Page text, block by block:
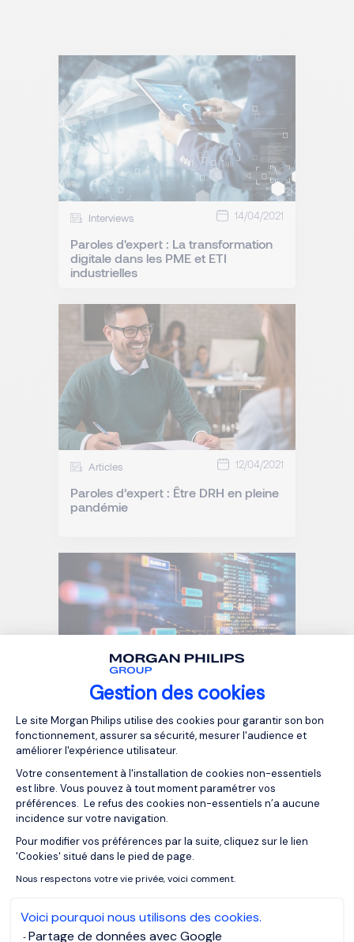
Gestion des cookies
Plateforme de Gestion du
Le site Morgan Philips utilise des cookies pour garantir son bon
fonctionnement, assurer sa sécurité, mesurer l'audience et
améliorer l'expérience utilisateur.
Votre consentement à l'installation de cookies non-essentiels
est libre. Vous pouvez à tout moment paramétrer vos
préférences. Le refus des cookies non-essentiels n’a aucune
incidence sur votre navigation.
Pour modifier vos préférences par la suite, cliquez sur le lien
'Cookies' situé dans le pied de page.
Nous respectons votre vie privée, voici comment.
Voici pourquoi nous utilisons des cookies.
Partage de données avec Google
Axeptio consent
Interviews 14/04/2021
Paroles d'expert : La transformation
digitale dans les PME et ETI
industrielles
Articles 12/04/2021
Paroles d’expert : Être DRH en pleine
pandémie
Articles
"Data Scientist" : LE métier le plus en
vue dans le domaine de la Tech ?